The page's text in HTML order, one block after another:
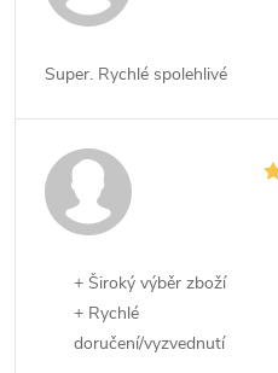
Super. Rychlé spolehlivé
+ Široký výběr zboží
+ Rychlé
doručení/vyzvednutí